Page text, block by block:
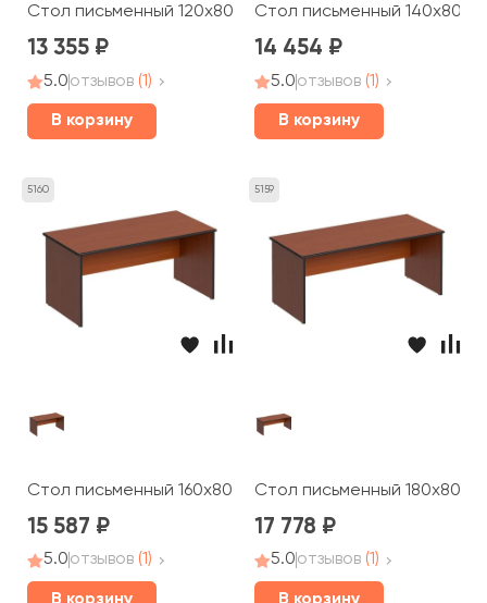
Стол письменный 120x80x75 Дин-Р
13 355
5.0отзывов (1)
В корзину
Стол письменный
14 454
5.0отзывов (1)
В корзину
5160
Стол письменный 160x80x75 Дин-Р
15 587
5.0отзывов (1)
В корзину
5159
Стол письменный
17 778
5.0отзывов (1)
В корзину